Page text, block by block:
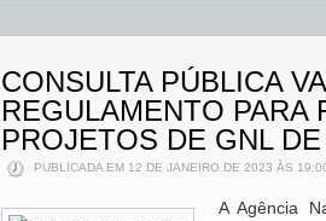
CONSULTA PÚBLICA
REGULAMENTO PARA
PROJETOS DE GNL
PUBLICADA EM 12 DE JANEIRO DE 2023 ÀS
A Agência